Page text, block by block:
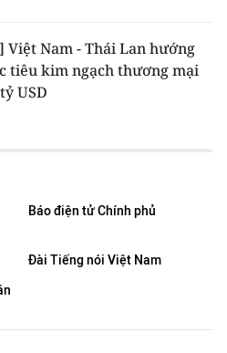
Việt Nam - Thái Lan hướng
tiêu kim ngạch thương mại
USD
Báo điện tử Chính phủ
Đài Tiếng nói Việt Nam